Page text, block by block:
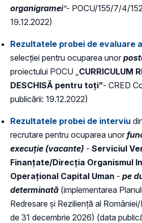
organigramei”- POCU/155/7/4/
19.12.2022)
Rezultatele probei de evaluare
selecţiei pentru ocuparea unor
proiectului POCU „ CURRICULUM
DESCHISĂ pentru toți”- CRED
publicării: 19.12.2022)
Rezultatele probei de interviu
recrutare pentru ocuparea unor
execuție (vacante) - Serviciul
Finanțate/Direcția Organismul
Operațional Capital Uman - pe
determinată (implementarea
Redresare şi Rezilienţă al
de 31 decembrie 2026) (data